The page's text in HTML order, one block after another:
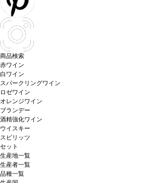
商品検索
赤ワイン
白ワイン
スパークリングワイン
ロゼワイン
オレンジワイン
ブランデー
酒精強化ワイン
ウイスキー
スピリッツ
セット
生産地一覧
生産者一覧
品種一覧